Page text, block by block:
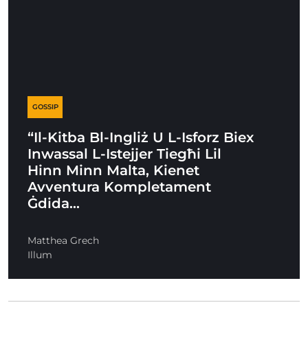
GOSSIP
“Il-Kitba Bl-Ingliż U L-Isforz Biex
Inwassal L-Istejjer Tiegħi Lil
Hinn Minn Malta, Kienet
Avventura Kompletament
Ġdida…
Matthea Grech
Illum